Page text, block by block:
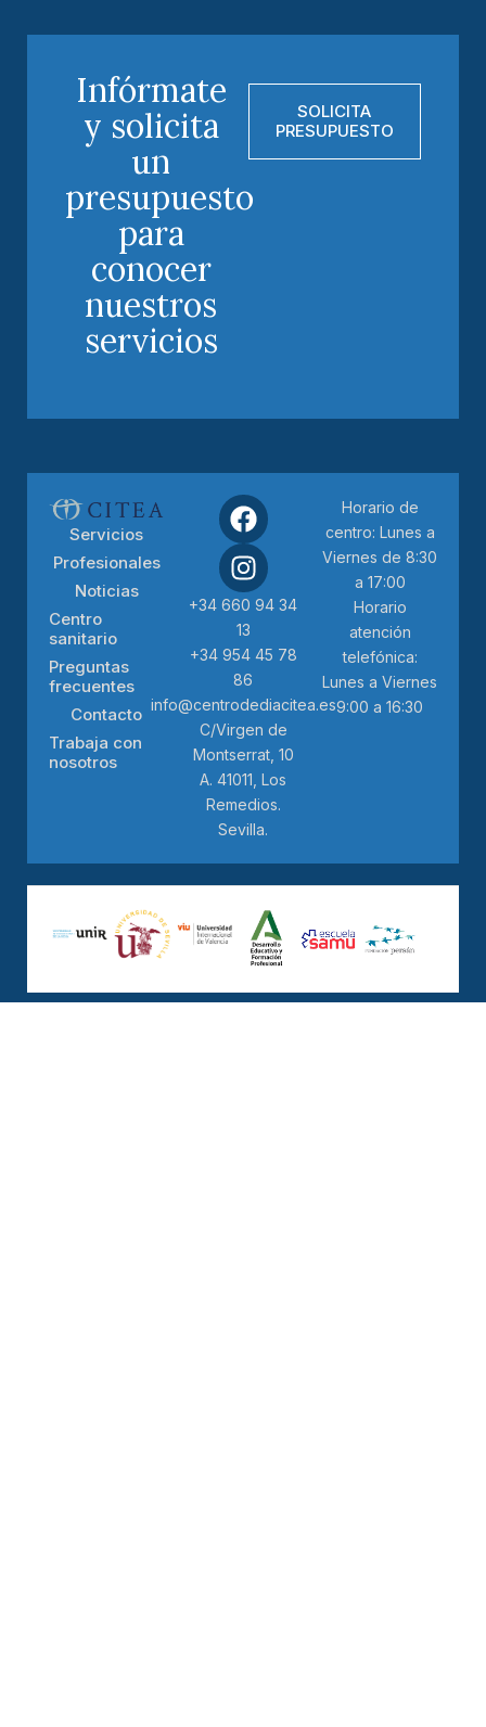
Infórmate
y solicita
un
presupuesto
para
conocer
nuestros
servicios
SOLICITA
PRESUPUESTO
Servicios
Profesionales
Noticias
Centro
sanitario
Preguntas
frecuentes
Contacto
Trabaja con
nosotros
+34 660 94 34
13
+34 954 45 78
86
info@centrodediacitea.es
C/Virgen de
Montserrat, 10
A. 41011, Los
Remedios.
Sevilla.
Horario de
centro: Lunes a
Viernes de 8:30
a 17:00
Horario
atención
telefónica:
Lunes a Viernes
9:00 a 16:30